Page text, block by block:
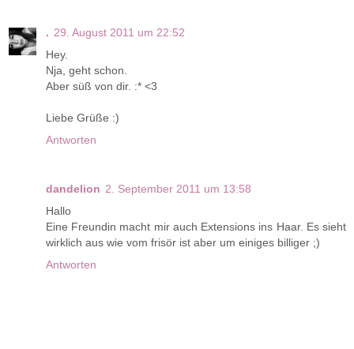
. 29. August 2011 um 22:52
Hey.
Nja, geht schon.
Aber süß von dir. :* <3
Liebe Grüße :)
Antworten
dandelion 2. September 2011 um 13:58
Hallo
Eine Freundin macht mir auch Extensions ins Haar. Es sieht
wirklich aus wie vom frisör ist aber um einiges billiger ;)
Antworten